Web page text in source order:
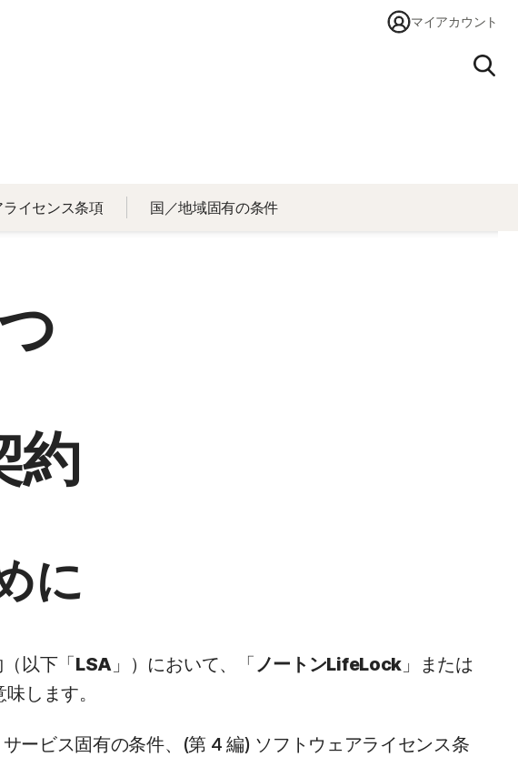
マイアカウント
検索
イセンス条項 国／地域固有の条件
約
に
以下「LSA 」）において、「ノートンLifeLock 」または
します。
ービス固有の条件、(第 4 編) ソフトウェアライセンス条